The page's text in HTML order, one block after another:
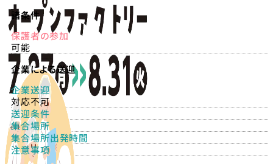
諸条件
保護者の参加
可能
企業による送迎
企業送迎
対応不可
送迎条件
集合場所
集合場所出発時間
注意事項